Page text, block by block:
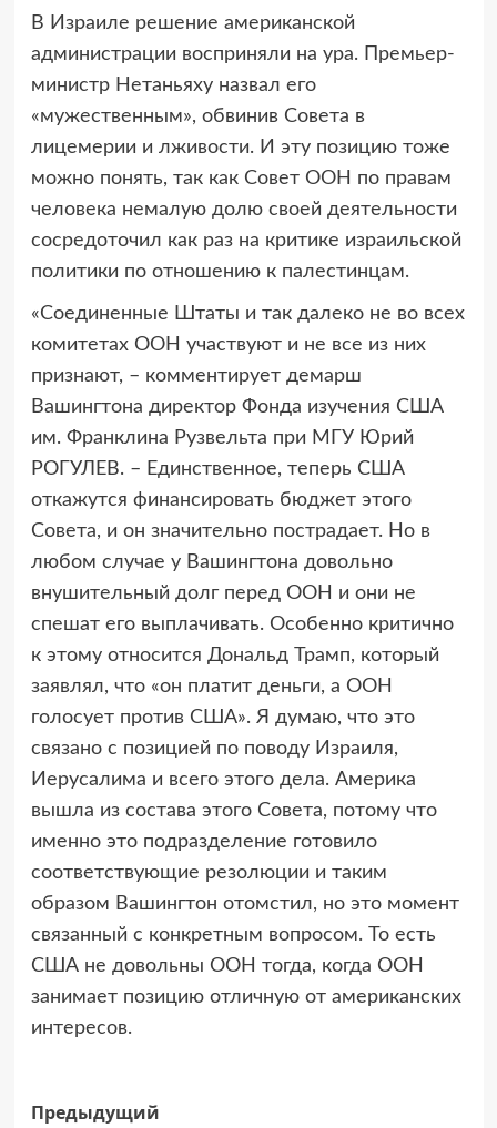
В Израиле решение американской
администрации восприняли на ура. Премьер-
министр Нетаньяху назвал его
«мужественным», обвинив Совета в
лицемерии и лживости. И эту позицию тоже
можно понять, так как Совет ООН по правам
человека немалую долю своей деятельности
сосредоточил как раз на критике израильской
политики по отношению к палестинцам.
«Соединенные Штаты и так далеко не во всех
комитетах ООН участвуют и не все из них
признают, – комментирует демарш
Вашингтона директор Фонда изучения США
им. Франклина Рузвельта при МГУ Юрий
РОГУЛЕВ. – Единственное, теперь США
откажутся финансировать бюджет этого
Совета, и он значительно пострадает. Но в
любом случае у Вашингтона довольно
внушительный долг перед ООН и они не
спешат его выплачивать. Особенно критично
к этому относится Дональд Трамп, который
заявлял, что «он платит деньги, а ООН
голосует против США». Я думаю, что это
связано с позицией по поводу Израиля,
Иерусалима и всего этого дела. Америка
вышла из состава этого Совета, потому что
именно это подразделение готовило
соответствующие резолюции и таким
образом Вашингтон отомстил, но это момент
связанный с конкретным вопросом. То есть
США не довольны ООН тогда, когда ООН
занимает позицию отличную от американских
интересов.
Навигация
Предыдущий